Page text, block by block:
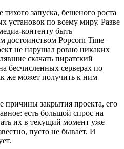
запуска, бешеного роста
установок по всему миру. Разве
контенту быть
достоинством Popcorn Time
не нарушал ровно никаких
скачать пиратский
бесчисленных серверах по
же может получить к ним
закрытия проекта, его
есть большой спрос на
их в текущий момент уже
пусто не бывает. И